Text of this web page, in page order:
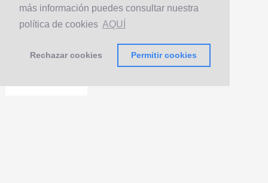
más información puedes consultar nuestra
política de cookies AQUÍ
Rechazar cookies Permitir cookies